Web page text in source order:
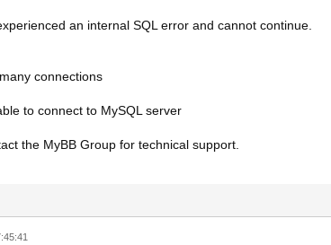
an internal SQL error and cannot continue.
connections
to connect to MySQL server
the MyBB Group for technical support.